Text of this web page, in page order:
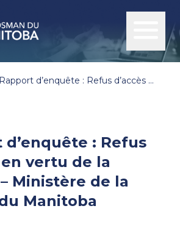
Rapport d’enquête : Refus d’accès en vertu de la LAIPVP – Ministère de la Justice du Manitoba
d’enquête : Refus
en vertu de la
Ministère de la
Manitoba